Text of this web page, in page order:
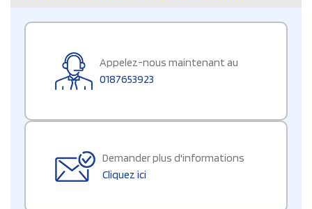
Appelez-nous maintenant au
0187653923
Demander plus d'informations
Cliquez ici